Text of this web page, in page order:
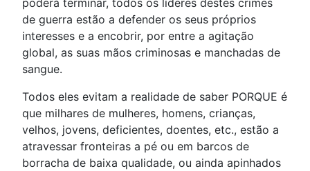
poderá terminar, todos os líderes destes crimes
de guerra estão a defender os seus próprios
interesses e a encobrir, por entre a agitação
global, as suas mãos criminosas e manchadas de
sangue.
Todos eles evitam a realidade de saber PORQUE é
que milhares de mulheres, homens, crianças,
velhos, jovens, deficientes, doentes, etc., estão a
atravessar fronteiras a pé ou em barcos de
borracha de baixa qualidade, ou ainda apinhados